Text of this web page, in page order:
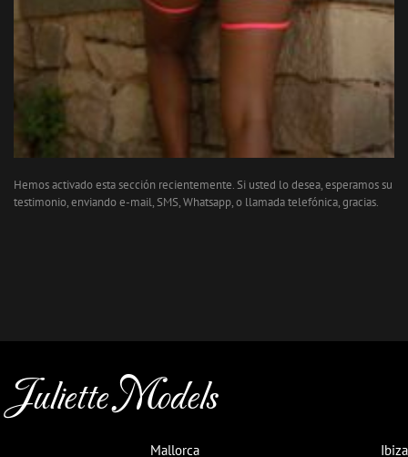
Hemos activado esta sección recientemente. Si usted lo desea, esperamos su
testimonio, enviando e-mail, SMS, Whatsapp, o llamada telefónica, gracias.
Juliette Models
Mallorca Ibiza